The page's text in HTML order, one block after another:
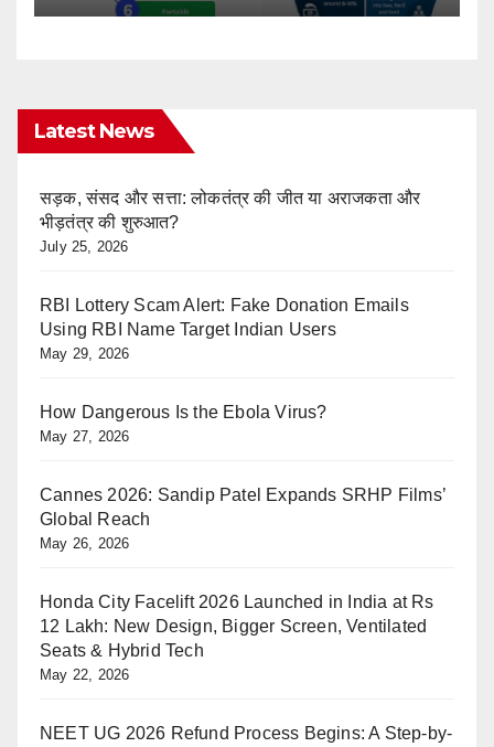
Latest News
सड़क, संसद और सत्ता: लोकतंत्र की जीत या अराजकता और
भीड़तंत्र की शुरुआत?
July 25, 2026
RBI Lottery Scam Alert: Fake Donation Emails
Using RBI Name Target Indian Users
May 29, 2026
How Dangerous Is the Ebola Virus?
May 27, 2026
Cannes 2026: Sandip Patel Expands SRHP Films’
Global Reach
May 26, 2026
Honda City Facelift 2026 Launched in India at Rs
12 Lakh: New Design, Bigger Screen, Ventilated
Seats & Hybrid Tech
May 22, 2026
NEET UG 2026 Refund Process Begins: A Step-by-